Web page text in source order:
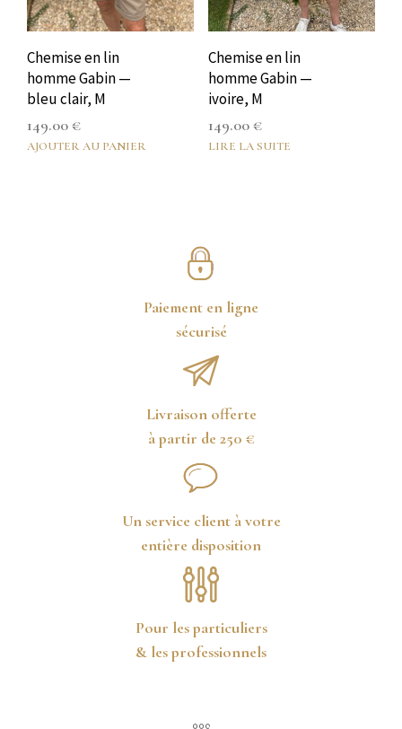
Chemise en lin
homme Gabin —
bleu clair, M
149.00€
AJOUTER AU PANIER
Chemise en lin
homme Gabin —
ivoire, M
149.00€
LIRE LA SUITE
Paiement en ligne
sécurisé
Livraison offerte
à partir de 250 €
Un service client à votre
entière disposition
Pour les particuliers
& les professionnels